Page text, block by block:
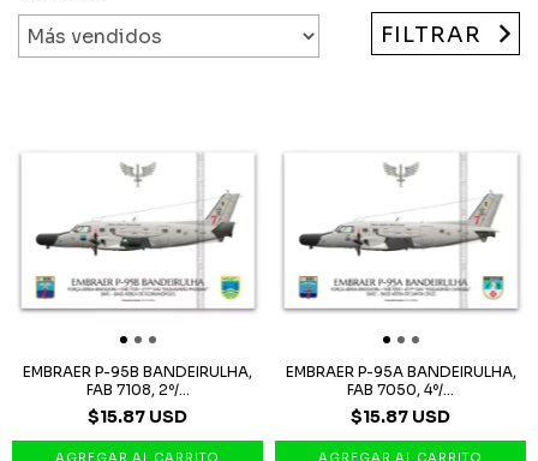
FILTRAR
EMBRAER P-95B BANDEIRULHA,
FAB 7108, 2º/...
$15.87 USD
EMBRAER P-95A BANDEIRULHA,
FAB 7050, 4º/...
$15.87 USD